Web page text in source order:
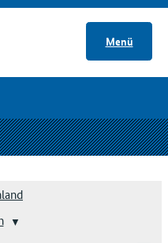
Menü